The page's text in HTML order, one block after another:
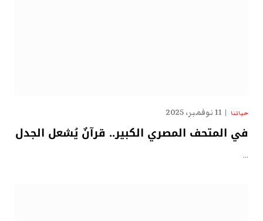
حياتنا 11 نوفمبر، 2025
في المتحف المصري الكبير.. قرآنٌ يُشعل الجدل
…